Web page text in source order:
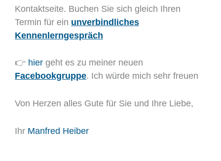
Kontaktseite. Buchen Sie sich gleich Ihren
Termin für ein unverbindliches
Kennenlerngespräch
👉 hier geht es zu meiner neuen
Facebookgruppe. Ich würde mich sehr freuen
Von Herzen alles Gute für Sie und Ihre Liebe,
Ihr Manfred Heiber